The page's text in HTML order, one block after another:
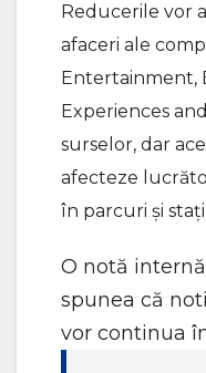
Reducerile vor
afaceri ale
Entertainment,
Experiences
surselor, dar
afecteze
în parcuri şi
O notă
spunea că
vor continua